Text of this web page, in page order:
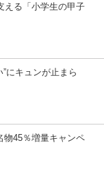
える「小学生の甲子
にキュンが止まら
物45％増量キャンペ